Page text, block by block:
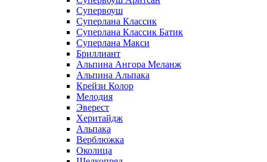
Супервоуш
Суперлана Классик
Суперлана Классик Батик
Суперлана Макси
Бриллиант
Альпина Ангора Меланж
Альпина Альпака
Крейзи Колор
Мелодия
Эверест
Херитайдж
Альпака
Верблюжка
Околица